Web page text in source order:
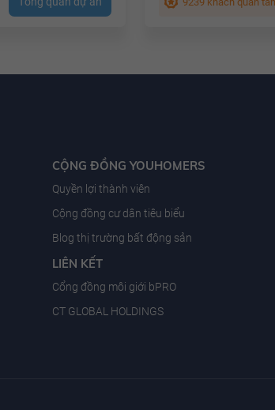
CỘNG ĐỒNG YOUHOMERS
Quyền lợi thành viên
Cộng đồng cư dân tiêu biểu
Blog thị trường bất động sản
LIÊN KẾT
Cổng đồng môi giới bPRO
CT GLOBAL HOLDINGS